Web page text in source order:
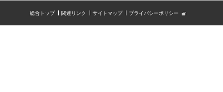
総合トップ 関連リンク サイトマップ プライバシーポリシー